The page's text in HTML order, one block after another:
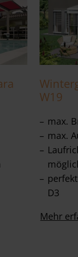
W19
max.
max.
D3
Mehr